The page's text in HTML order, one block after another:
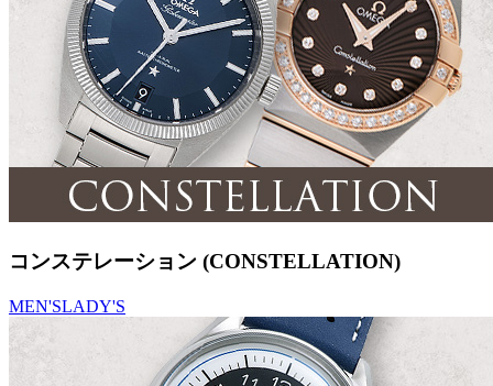
コンステレーション (CONSTELLATION)
MEN'SLADY'S